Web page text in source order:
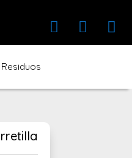
  